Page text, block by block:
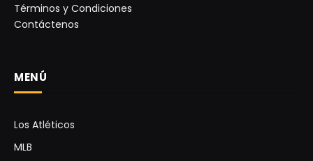
Términos y Condiciones
Contáctenos
MENÚ
Los Atléticos
MLB